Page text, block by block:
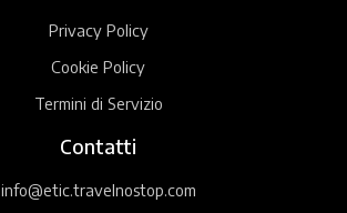
Privacy Policy
Cookie Policy
Termini di Servizio
Contatti
info@etic.travelnostop.com